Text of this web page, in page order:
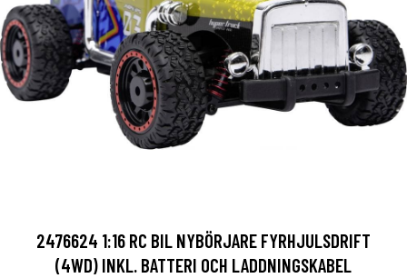
2476624 1:16 RC BIL NYBÖRJARE FYRHJULSDRIFT
(4WD) INKL. BATTERI OCH LADDNINGSKABEL